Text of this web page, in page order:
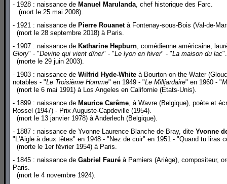
- 1928 : naissance de Manuel Marulanda, chef historique des Farc.
(mort le 25 mai 2008).
- 1921 : naissance de Pierre Rouanetà Fontenay-sous-Bois (Val-de-
(mort le 28 septembre 2018) à Paris.
- 1907 : naissance de Katharine Hepburn, comédienne américaine,
Glory" - "Devine qui vient dîner" - "Le lyon en hiver" - "La maison du lac
(morte le 29 juin 2003).
- 1903 : naissance de Wilfrid Hyde-White à Bourton-on-the-Water
notables - "Le Troisième Homme" en 1949 - "Le Milliardaire" en 1960 - "
(mort le 6 mai 1991) à Los Angeles en Californie (États-Unis).
- 1899 : naissance de Maurice Carême, à Wavre (Belgique), poète et
Rossel (1947) - Prix Auguste-Capdeville (1954).
(mort le 13 janvier 1978) à Anderlech (Belgique).
- 1887 : naissance de Yvonne Laurence Blanche de Bray, dite Yvonne
"L'Aigle à deux têtes" en 1948 - "Nez de cuir" en 1951 - "Quand tu liras
(morte le 1er février 1954) à Paris.
- 1845 : naissance de Gabriel Fauré à Pamiers (Ariège), compositeur,
Paris.
(mort le 4 novembre 1924).